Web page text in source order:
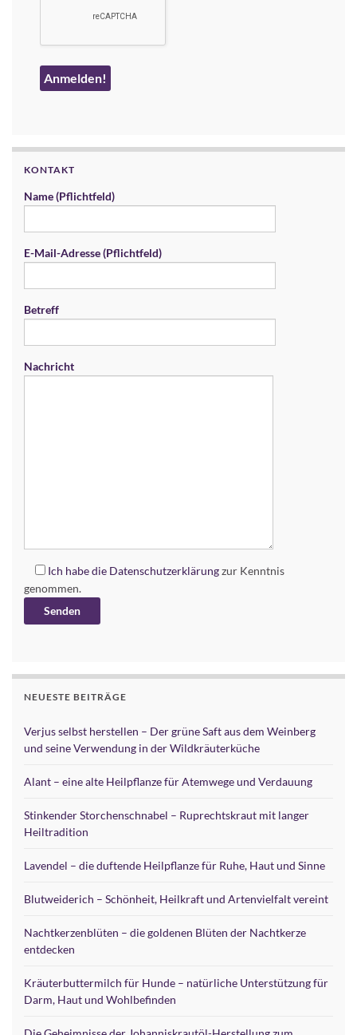
KONTAKT
Name (Pflichtfeld)
E-Mail-Adresse (Pflichtfeld)
Betreff
Nachricht
Ich habe die Datenschutzerklärungzur Kenntnis
genommen.
NEUESTE BEITRÄGE
Verjus selbst herstellen – Der grüne Saft aus dem Weinberg
und seine Verwendung in der Wildkräuterküche
Alant – eine alte Heilpflanze für Atemwege und Verdauung
Stinkender Storchenschnabel – Ruprechtskraut mit langer
Heiltradition
Lavendel – die duftende Heilpflanze für Ruhe, Haut und Sinne
Blutweiderich – Schönheit, Heilkraft und Artenvielfalt vereint
Nachtkerzenblüten – die goldenen Blüten der Nachtkerze
entdecken
Kräuterbuttermilch für Hunde – natürliche Unterstützung für
Darm, Haut und Wohlbefinden